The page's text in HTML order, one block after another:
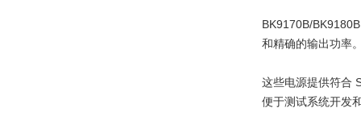
BK9170B/
和精确的输出功率
这些电源提供符合
便于测试系统开发